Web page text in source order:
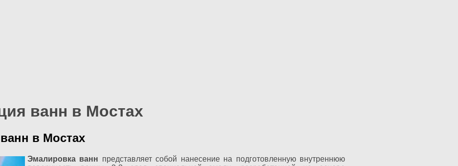
ванн в Мостах
в Мостах
Эмалировка ванн представляет собой нанесение на подготовленную внутреннюю